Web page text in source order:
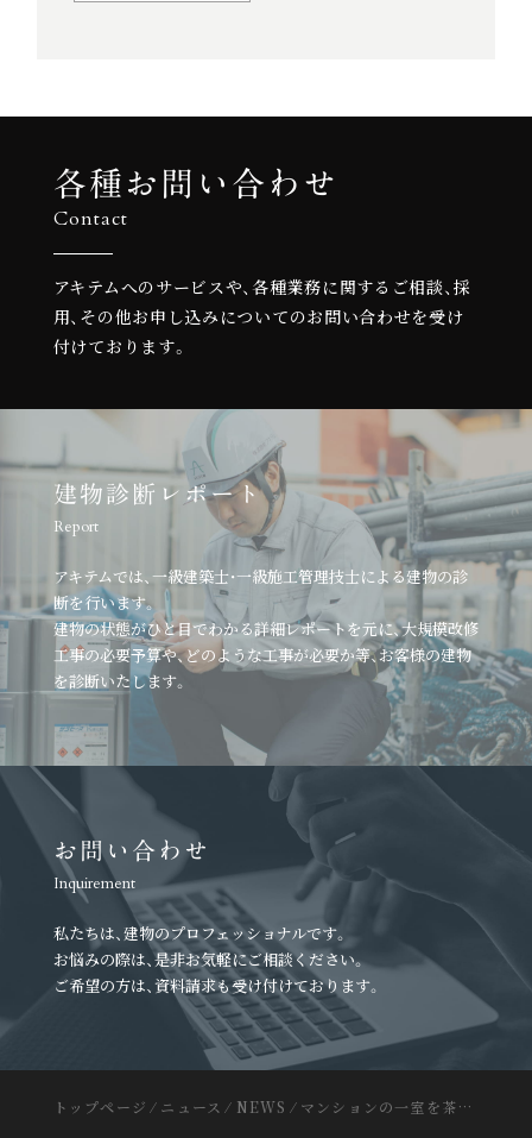
各種お問い合わせ
Contact
アキテムへのサービスや、各種業務に関するご相談、 採
用、その他お申し込みについてのお問い合わせを受け
付けております。
建物診断レポート
Report
アキテムでは、一級建築士・一級施工管理技士による建物の診
断を行います。
建物の状態がひと目でわかる詳細レポートを元に、大規模改修
工事の必要予算や、どのような工事が必要か等、お客様の建物
を診断いたします。
お問い合わせ
Inquirement
私たちは、建物のプロフェッショナルです。
お悩みの際は、是非お気軽にご相談ください。
ご希望の方は、資料請求も受け付けております。
トップページ ⁄ ニュース ⁄ NEWS ⁄ マンションの一室を茶室にリノベーションしました